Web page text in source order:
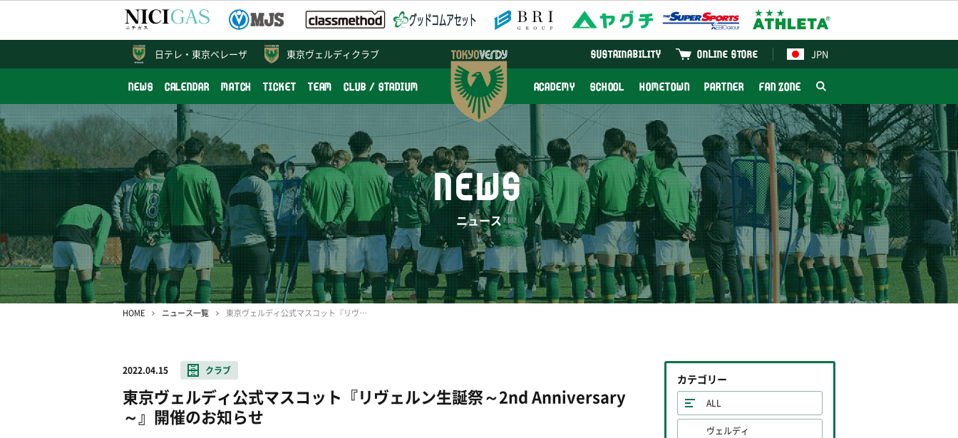
東京ヴェルディクラブ JPN
ONLINE STORE
SUSTAINABILITY
NEWS CALENDAR MATCH TICKET TEAM CLUB / STADIUM ACADEMY SCHOOL HOMETOWN PARTNER FAN ZONE
日テレ・ 東京ベレーザ
NEWS
ニュース
HOME ニュース一覧 東京ヴェルディ公式マスコット『リヴェルン生誕祭～2nd Anniversary～』開催のお知らせ
2022.04.15 クラブ
東京ヴェルディ公式マスコット『リヴェルン生誕祭～2nd Anniversary
～』開催のお知らせ
カテゴリー
ALL
ヴェルディ